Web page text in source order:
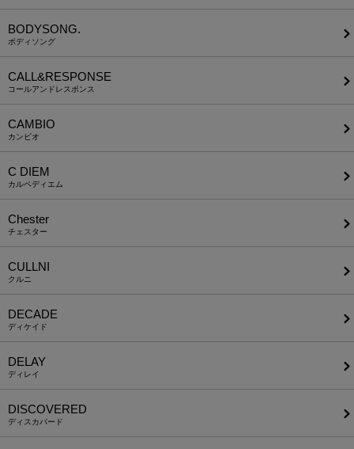
BODYSONG.
ボディソング
CALL&RESPONSE
コールアンドレスポンス
CAMBIO
カンビオ
C DIEM
カルペディエム
Chester
チェスター
CULLNI
クルニ
DECADE
ディケイド
DELAY
ディレイ
DISCOVERED
ディスカバード